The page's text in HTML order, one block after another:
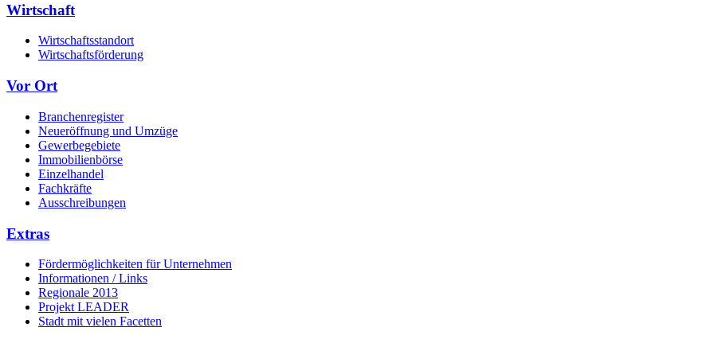
Wirtschaft
Wirtschaftsstandort
Wirtschaftsförderung
Vor Ort
Branchenregister
Neueröffnung und Umzüge
Gewerbegebiete
Immobilienbörse
Einzelhandel
Fachkräfte
Ausschreibungen
Extras
Fördermöglichkeiten für Unternehmen
Informationen / Links
Regionale 2013
Projekt LEADER
Stadt mit vielen Facetten